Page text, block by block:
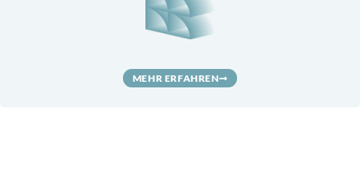
MEHR ERFAHREN